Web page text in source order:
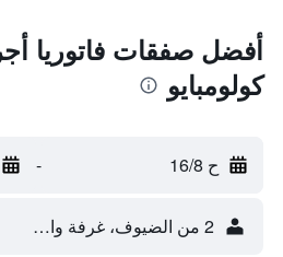
أفضل صفقات فاتوريا
كولومبايو
ح 16/8 -
2 من الضيوف، غرفة واحدة